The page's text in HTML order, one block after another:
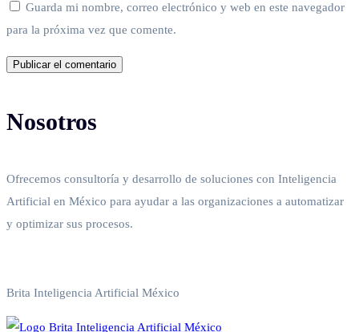
Guarda mi nombre, correo electrónico y web en este navegador
para la próxima vez que comente.
Nosotros
Ofrecemos consultoría y desarrollo de soluciones con Inteligencia
Artificial en México para ayudar a las organizaciones a automatizar
y optimizar sus procesos.
Brita Inteligencia Artificial México